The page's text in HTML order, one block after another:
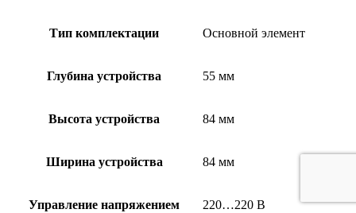
Тип комплектации Основной элемент
Глубина устройства 55 мм
Высота устройства 84 мм
Ширина устройства 84 мм
Управление напряжением 220…220 В